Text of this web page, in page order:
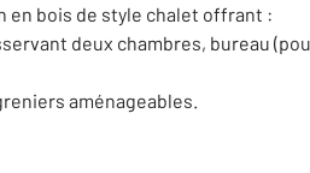
en bois de style chalet offrant :
deux chambres, bureau
aménageables.